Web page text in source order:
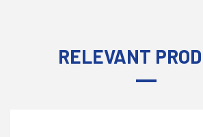
RELEVANT